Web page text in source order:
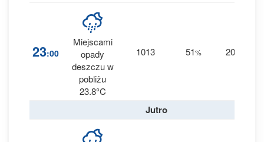
23:00
Miejscami
opady
deszczu w
pobliżu
23.8°C
1013 51% 20
Jutro